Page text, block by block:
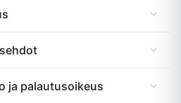
ja palautusoikeus